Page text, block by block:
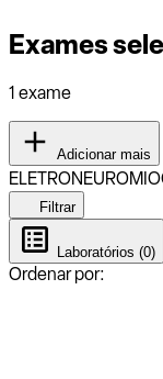
Exames
1 exame
Adicionar mais
Filtrar
Laboratórios (0)
Ordenar por: